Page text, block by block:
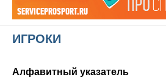
ИГРОКИ
Алфавитный указатель